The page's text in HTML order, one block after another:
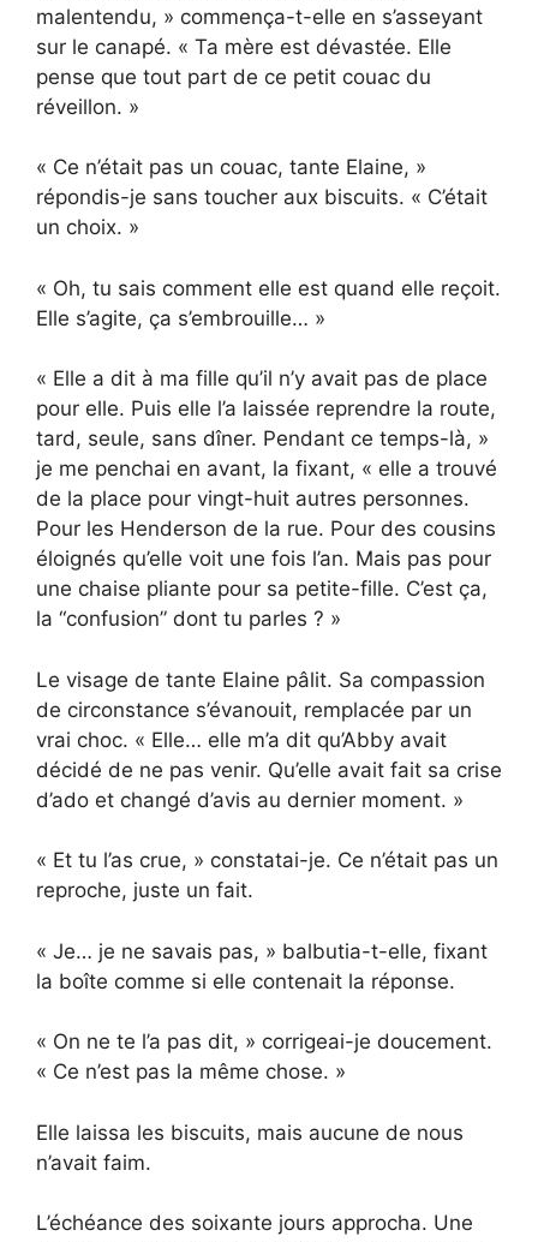
malentendu, » commença-t-elle en s’asseyant
sur le canapé. « Ta mère est dévastée. Elle
pense que tout part de ce petit couac du
réveillon. »
« Ce n’était pas un couac, tante Elaine, »
répondis-je sans toucher aux biscuits. « C’était
un choix. »
« Oh, tu sais comment elle est quand elle reçoit.
Elle s’agite, ça s’embrouille… »
« Elle a dit à ma fille qu’il n’y avait pas de place
pour elle. Puis elle l’a laissée reprendre la route,
tard, seule, sans dîner. Pendant ce temps-là, »
je me penchai en avant, la fixant, « elle a trouvé
de la place pour vingt-huit autres personnes.
Pour les Henderson de la rue. Pour des cousins
éloignés qu’elle voit une fois l’an. Mais pas pour
une chaise pliante pour sa petite-fille. C’est ça,
la “confusion” dont tu parles ? »
Le visage de tante Elaine pâlit. Sa compassion
de circonstance s’évanouit, remplacée par un
vrai choc. « Elle… elle m’a dit qu’Abby avait
décidé de ne pas venir. Qu’elle avait fait sa crise
d’ado et changé d’avis au dernier moment. »
« Et tu l’as crue, » constatai-je. Ce n’était pas un
reproche, juste un fait.
« Je… je ne savais pas, » balbutia-t-elle, fixant
la boîte comme si elle contenait la réponse.
« On ne te l’a pas dit, » corrigeai-je doucement.
« Ce n’est pas la même chose. »
Elle laissa les biscuits, mais aucune de nous
n’avait faim.
L’échéance des soixante jours approcha. Une